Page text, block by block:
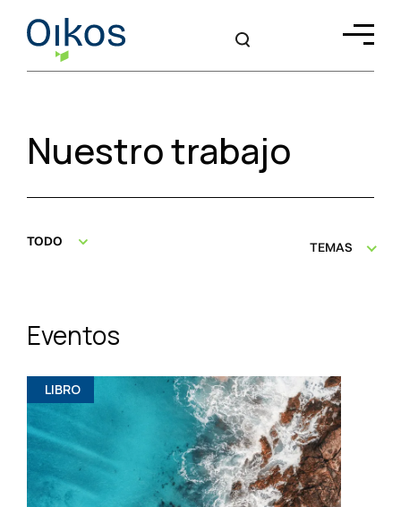
Nuestro trabajo
TODO TEMAS
Eventos
LIBRO